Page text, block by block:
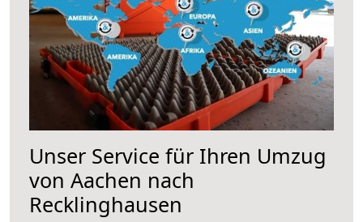
Unser Service für Ihren Umzug
von Aachen nach
Recklinghausen